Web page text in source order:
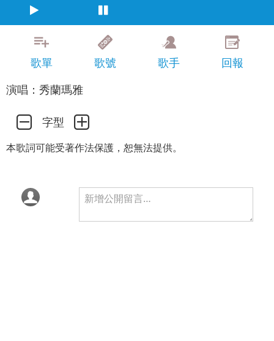
歌單 歌號 歌手
回報
演唱：秀蘭瑪雅
字型
本歌詞可能受著作法保護，恕無法提供。